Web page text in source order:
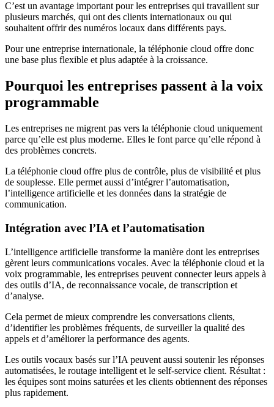
C’est un avantage important pour les entreprises qui travaillent sur
plusieurs marchés, qui ont des clients internationaux ou qui
souhaitent offrir des numéros locaux dans différents pays.
Pour une entreprise internationale, la téléphonie cloud offre donc
une base plus flexible et plus adaptée à la croissance.
Pourquoi les entreprises passent à la voix
programmable
Les entreprises ne migrent pas vers la téléphonie cloud uniquement
parce qu’elle est plus moderne. Elles le font parce qu’elle répond à
des problèmes concrets.
La téléphonie cloud offre plus de contrôle, plus de visibilité et plus
de souplesse. Elle permet aussi d’intégrer l’automatisation,
l’intelligence artificielle et les données dans la stratégie de
communication.
Intégration avec l’IA et l’automatisation
L’intelligence artificielle transforme la manière dont les entreprises
gèrent leurs communications vocales. Avec la téléphonie cloud et la
voix programmable, les entreprises peuvent connecter leurs appels à
des outils d’IA, de reconnaissance vocale, de transcription et
d’analyse.
Cela permet de mieux comprendre les conversations clients,
d’identifier les problèmes fréquents, de surveiller la qualité des
appels et d’améliorer la performance des agents.
Les outils vocaux basés sur l’IA peuvent aussi soutenir les réponses
automatisées, le routage intelligent et le self-service client. Résultat :
les équipes sont moins saturées et les clients obtiennent des réponses
plus rapidement.